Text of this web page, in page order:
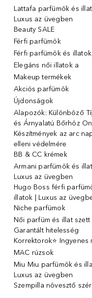
Lattafa parfümök és
Luxus az üvegben
Beauty SALE
Férfi parfümök
Férfi parfümök és illatok
Elegáns női illatok ️a
Makeup termékek
Akciós parfümök
Újdonságok
Alapozók: Különböző
és Árnyalatú Bőrhöz
Készítmények az arc
elleni védelmére
BB & CC krémek
Armani parfümök és
Luxus az üvegben
Hugo Boss férfi
illatok | Luxus az
Niche parfümok
Női parfüm és illat szett
Garantált hitelesség
Korrektorok⭐ Ingyenes
MAC rúzsok
Miu Miu parfümök és
Luxus az üvegben
Szempilla növesztő